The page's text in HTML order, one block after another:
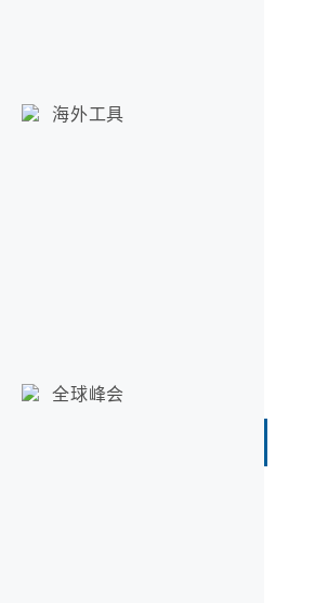
海外工具
全球峰会